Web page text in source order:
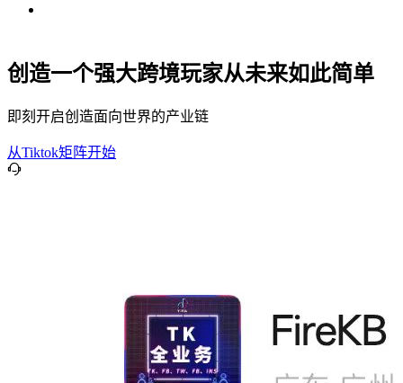
创造一个强大跨境玩家从未来如此简单
即刻开启创造面向世界的产业链
从Tiktok矩阵开始